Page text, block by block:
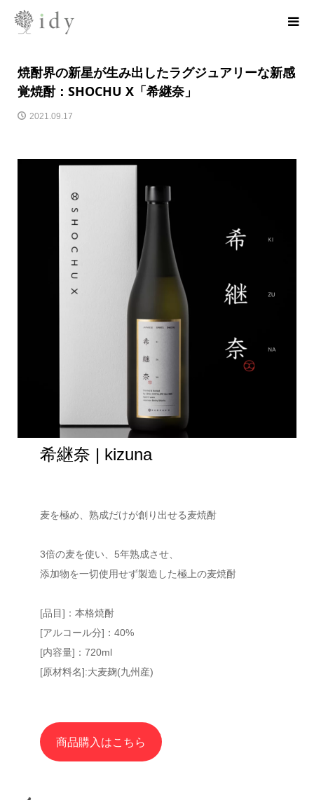
焼酎界の新星が生み出したラグジュアリーな新感
覚焼酎：SHOCHU X「希継奈」
2021.09.17
希継奈 | kizuna
麦を極め、熟成だけが創り出せる麦焼酎
3倍の麦を使い、5年熟成させ、
添加物を一切使用せず製造した極上の麦焼酎
[品目]：本格焼酎
[アルコール分]：40%
[内容量]：720ml
[原材料名]:大麦麹(九州産)
商品購入はこちら